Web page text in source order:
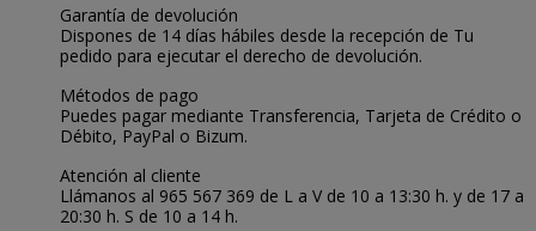
Garantía de devolución
Dispones de 14 días hábiles desde la recepción de Tu
pedido para ejecutar el derecho de devolución.
Métodos de pago
Puedes pagar mediante Transferencia, Tarjeta de Crédito o
Débito, PayPal o Bizum.
Atención al cliente
Llámanos al 965 567 369 de L a V de 10 a 13:30 h. y de 17 a
20:30 h. S de 10 a 14 h.